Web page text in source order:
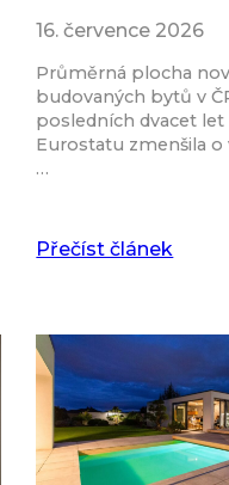
16. července 2026
Průměrná plocha
budovaných bytů v
posledních dvacet let
Eurostatu zmenšila o
…
Přečíst článek